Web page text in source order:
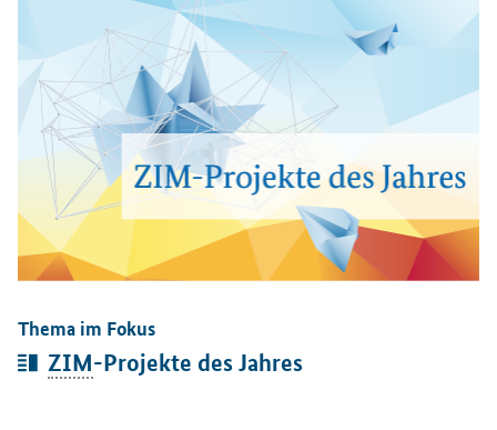
Thema im Fokus
Artikel:
ZIM-Projekte des Jahres